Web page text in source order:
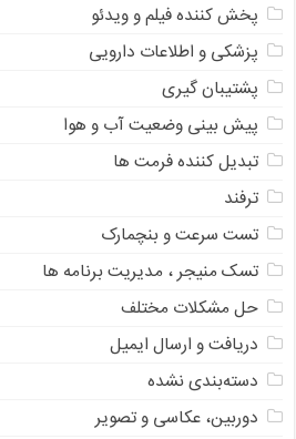
پخش کننده فیلم و ویدئو
پزشکی و اطلاعات دارویی
پشتیبان گیری
پیش بینی وضعیت آب و هوا
تبدیل کننده فرمت ها
ترفند
تست سرعت و بنچمارک
تسک منیجر ، مدیریت برنامه ها
حل مشکلات مختلف
دریافت و ارسال ایمیل
دسته‌بندی نشده
دوربین، عکاسی و تصویر